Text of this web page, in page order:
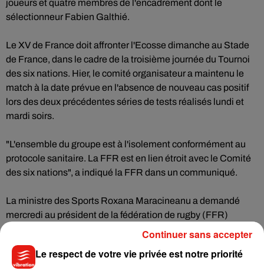
joueurs et quatre membres de l'encadrement dont le
sélectionneur Fabien Galthié.
Le XV de France doit affronter l'Ecosse dimanche au Stade
de France, dans le cadre de la troisième journée du Tournoi
des six nations. Hier, le comité organisateur a maintenu le
match à la date prévue en l'absence de nouveau cas positif
lors des deux précédentes séries de tests réalisés lundi et
mardi soirs.
"L'ensemble du groupe est à l'isolement conformément au
protocole sanitaire. La FFR est en lien étroit avec le Comité
des six nations", a indiqué la FFR dans un communiqué.
La ministre des Sports Roxana Maracineanu a demandé
mercredi au président de la fédération de rugby (FFR)
Bernard Laporte de lancer une enquête après les quinze cas
de Covid-19 qui ont frappé l'équipe de France malgré la bulle
imposée lors du Tournoi.
Le respect de votre vie privée est notre priorité
Continuer sans accepter